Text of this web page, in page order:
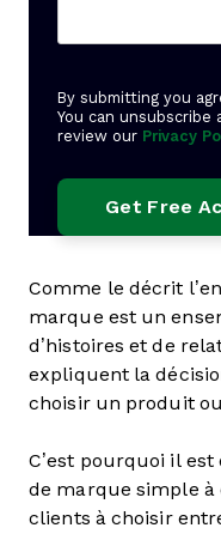
By submitting you
You can unsubscribe
review our Privacy
Comme le décrit
marque est un
d’histoires et de
expliquent la
choisir un produit
C’est pourquoi il est
de marque simple à
clients à choisir